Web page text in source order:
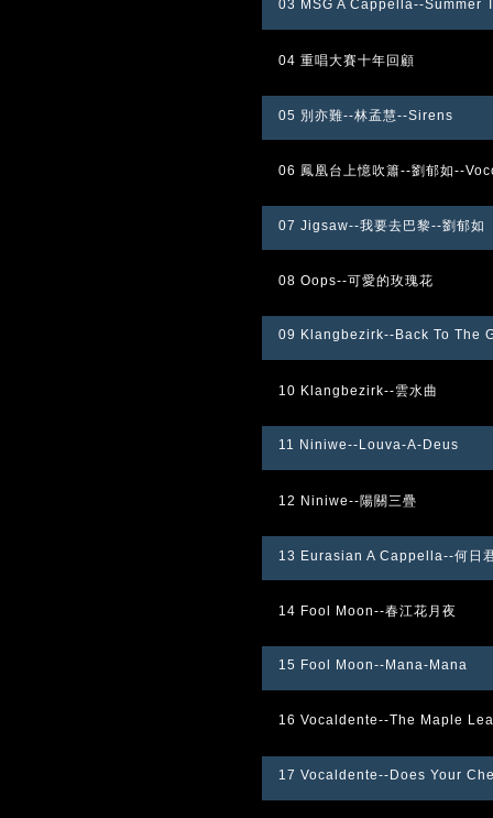
03 MSG A Cappella--Summer
04 重唱大賽十年回顧
05 別亦難--林孟慧--Sirens
06 鳳凰台上憶吹簫--劉郁如--
07 Jigsaw--我要去巴黎--劉郁如
08 Oops--可愛的玫瑰花
09 Klangbezirk--Back To The
10 Klangbezirk--雲水曲
11 Niniwe--Louva-A-Deus
12 Niniwe--陽關三疊
13 Eurasian A Cappella--何日
14 Fool Moon--春江花月夜
15 Fool Moon--Mana-Mana
16 Vocaldente--The Maple
17 Vocaldente--Does Your